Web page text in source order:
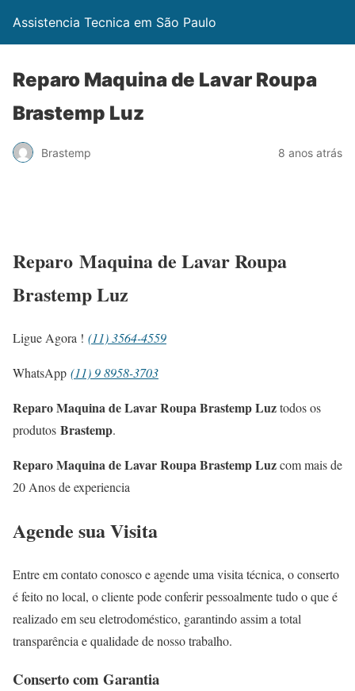
Assistencia Tecnica em São Paulo
Reparo Maquina de Lavar Roupa
Brastemp Luz
Brastemp 8 anos atrás
Reparo Maquina de Lavar Roupa
Brastemp Luz
Ligue Agora ! (11) 3564-4559
WhatsApp (11) 9 8958-3703
Reparo Maquina de Lavar Roupa Brastemp Luztodos os
produtos Brastemp.
Reparo Maquina de Lavar Roupa Brastemp Luzcom mais de
20 Anos de experiencia
Agende sua Visita
Entre em contato conosco e agende uma visita técnica, o conserto
é feito no local, o cliente pode conferir pessoalmente tudo o que é
realizado em seu eletrodoméstico, garantindo assim a total
transparência e qualidade de nosso trabalho.
Conserto com Garantia